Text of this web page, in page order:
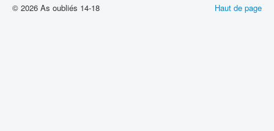
Haut de page
© 2026 As oubliés 14-18